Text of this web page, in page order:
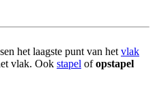
het laagste punt van het vlak
vlak. Ook stapel ofopstapel